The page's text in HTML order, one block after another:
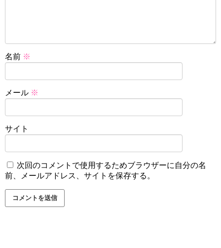
名前 ※
メール ※
サイト
次回のコメントで使用するためブラウザーに自分の名
前、メールアドレス、サイトを保存する。